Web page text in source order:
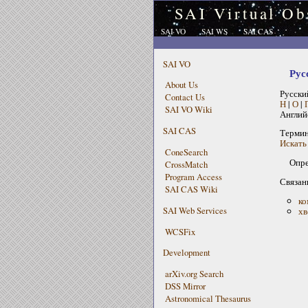
SAI Virtual
SAI VO SAI WS SAI CAS
SAI VO
About Us
Contact Us
SAI VO Wiki
SAI CAS
ConeSearch
CrossMatch
Program Access
SAI CAS Wiki
SAI Web Services
WCSFix
Development
arXiv.org Search
DSS Mirror
Astronomical Thesaurus
Н| О|